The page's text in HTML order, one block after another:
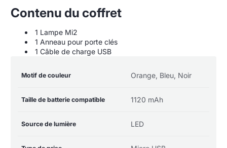
Contenu du coffret
1 Lampe Mi2
1 Anneau pour porte clés
1 Câble de charge USB
des
du
spécificationspécification
Motif de couleur Orange, Bleu, Noir
Taille de batterie compatible 1120 mAh
Source de lumière LED